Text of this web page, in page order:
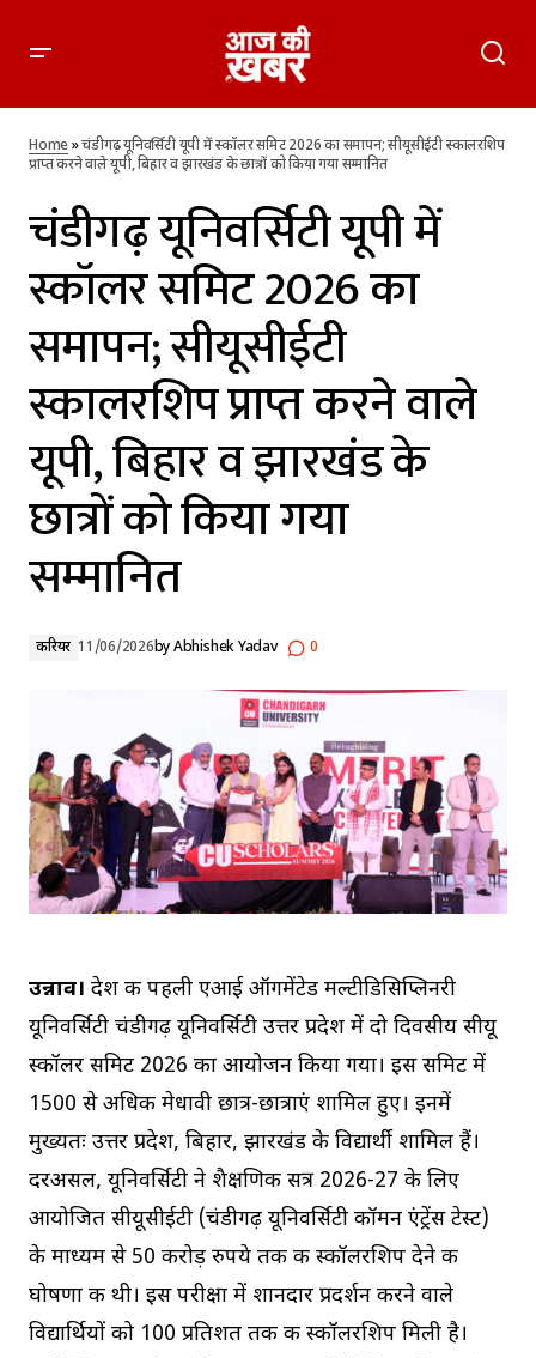
स्कालरशिप प्राप्त करने वाले यूपी, बिहार व झारखंड के छात्रों को किया गया
सम्मानित
Home»चंडीगढ़ यूनिवर्सिटी यूपी में स्कॉलर समिट 2026 का समापन; सीयूसीईटी स्कालरशिप
प्राप्त करने वाले यूपी, बिहार व झारखंड के छात्रों को किया गया सम्मानित
चंडीगढ़ यूनिवर्सिटी यूपी में
स्कॉलर समिट 2026 का
समापन; सीयूसीईटी
स्कालरशिप प्राप्त करने वाले
यूपी, बिहार व झारखंड के
छात्रों को किया गया
सम्मानित
करियर 11/06/2026byAbhishek Yadav 0
उन्नाव। देश की पहली एआई ऑगमेंटेड मल्टीडिसिप्लिनरी
यूनिवर्सिटी चंडीगढ़ यूनिवर्सिटी उत्तर प्रदेश में दो दिवसीय सीयू
स्कॉलर समिट 2026 का आयोजन किया गया। इस समिट में
1500 से अधिक मेधावी छात्र-छात्राएं शामिल हुए। इनमें
मुख्यतः उत्तर प्रदेश, बिहार, झारखंड के विद्यार्थी शामिल हैं।
दरअसल, यूनिवर्सिटी ने शैक्षणिक सत्र 2026-27 के लिए
आयोजित सीयूसीईटी (चंडीगढ़ यूनिवर्सिटी कॉमन एंट्रेंस टेस्ट)
के माध्यम से 50 करोड़ रुपये तक की स्कॉलरशिप देने की
घोषणा की थी। इस परीक्षा में शानदार प्रदर्शन करने वाले
विद्यार्थियों को 100 प्रतिशत तक की स्कॉलरशिप मिली है।